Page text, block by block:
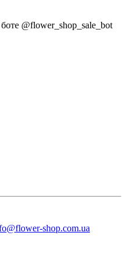
боте @flower_shop_sale_bot
shop.com.ua